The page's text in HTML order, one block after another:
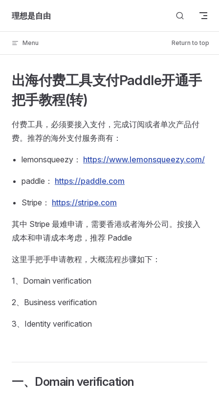
Skip to content
理想是自由
Menu Return to top
出海付费工具支付Paddle开通手
把手教程(转)
付费工具，必须要接入支付，完成订阅或者单次产品付
费。推荐的海外支付服务商有：
lemonsqueezy： https://www.lemonsqueezy.com/
paddle： https://paddle.com
Stripe： https://stripe.com
其中 Stripe 最难申请，需要香港或者海外公司。按接入
成本和申请成本考虑，推荐 Paddle
这里手把手申请教程，大概流程步骤如下：
1、Domain verification
2、Business verification
3、Identity verification
一、Domain verification